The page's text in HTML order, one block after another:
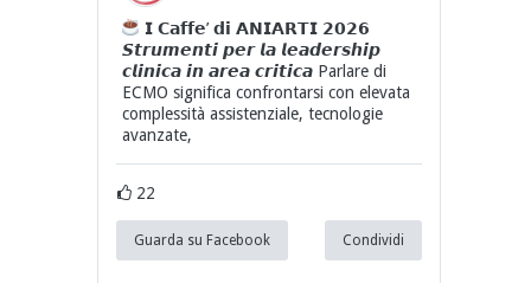
𝗜 𝗖𝗮𝗳𝗳𝗲’ 𝗱𝗶 𝗔𝗡𝗜𝗔𝗥𝗧𝗜 𝟮𝟬𝟮𝟲
𝙎𝙩𝙧𝙪𝙢𝙚𝙣𝙩𝙞 𝙥𝙚𝙧 𝙡𝙖 𝙡𝙚𝙖𝙙𝙚𝙧𝙨𝙝𝙞𝙥
𝙘𝙡𝙞𝙣𝙞𝙘𝙖 𝙞𝙣 𝙖𝙧𝙚𝙖 𝙘𝙧𝙞𝙩𝙞𝙘𝙖 Parlare di
ECMO significa confrontarsi con elevata
complessità assistenziale, tecnologie
avanzate,
22
Guarda su Facebook Condividi